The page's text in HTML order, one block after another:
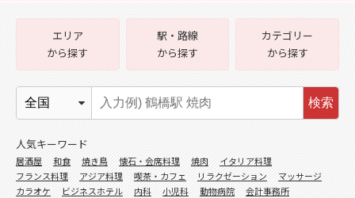
エリア
から探す
駅・路線
から探す
カテゴリー
から探す
検索
人気キーワード
居酒屋 和食 焼き鳥 懐石・会席料理 焼肉
イタリア料理
フランス料理
アジア料理 喫茶・カフェ リラクゼーション
マッサージ
カラオケ
ビジネスホテル 内科 小児科 動物病院
会計事務所